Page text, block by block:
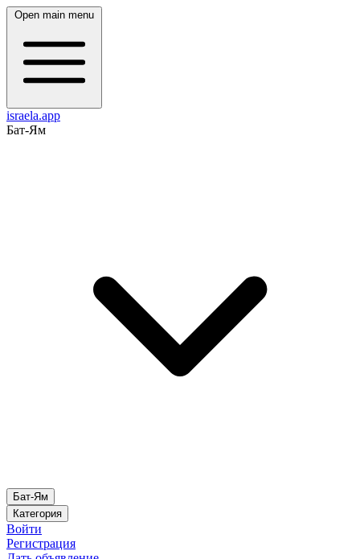
Open main menu
israela.app
Бат-Ям
Бат-Ям
Категория
Войти
Регистрация